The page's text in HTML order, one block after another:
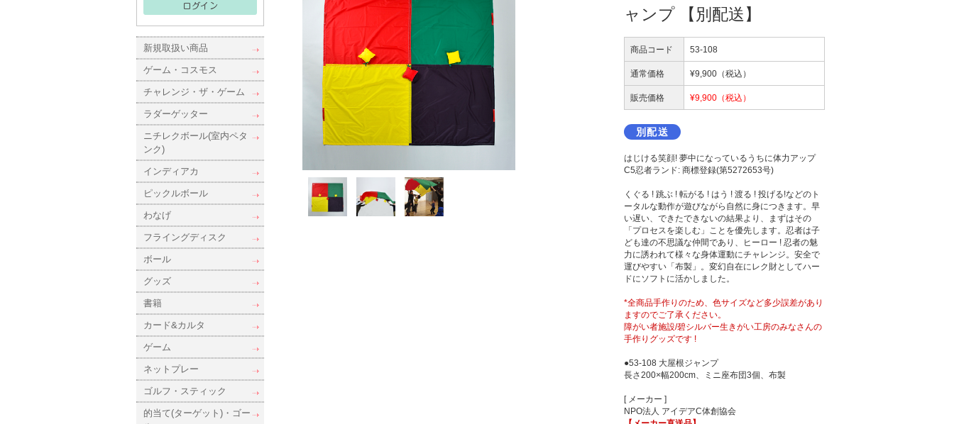
新規取扱い商品
ゲーム・コスモス
チャレンジ・ザ・ゲーム
ラダーゲッター
ニチレクボール(室内ペタ
ンク)
インディアカ
ピックルボール
わなげ
フライングディスク
ボール
グッズ
書籍
カード&カルタ
ゲーム
ネットプレー
ゴルフ・スティック
的当て(ターゲット)・ゴー
ャンプ 【別配送】
商品コード 53-108
通常価格 ¥9,900 （税込）
販売価格 ¥9,900 （税込）
別配送
はじける笑顔! 夢中になっているうちに体力アップ
C5忍者ランド: 商標登録(第5272653号)
くぐる ! 跳ぶ ! 転がる ! はう ! 渡る ! 投げる!などのト
ータルな動作が遊びながら自然に身につきます。早
い遅い、できたできないの結果より、まずはその
「プロセスを楽しむ」ことを優先します。忍者は子
ども達の不思議な仲間であり、ヒーロー ! 忍者の魅
力に誘われて様々な身体運動にチャレンジ。安全で
運びやすい「布製」。変幻自在にレク財としてハー
ドにソフトに活かしました。
*全商品手作りのため、色サイズなど多少誤差があり
ますのでご了承ください。
障がい者施設/碧シルバー生きがい工房のみなさんの
手作りグッズです !
●53-108 大屋根ジャンプ
長さ200×幅200cm、ミニ座布団3個、布製
[ メーカー ]
NPO法人 アイデアC体創協会